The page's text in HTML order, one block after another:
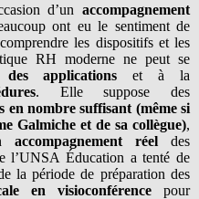
d’un accompagnement
ont eu le sentiment de
les dispositifs et les
RH moderne ne peut se
applications et à la
. Elle suppose des
en nombre suffisant (même si
Galmiche et de sa collègue),
accompagnement réel des
l’UNSA Éducation a tenté de
la période de préparation des
en visioconférence pour